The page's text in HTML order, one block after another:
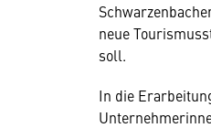
neue
soll.
In die